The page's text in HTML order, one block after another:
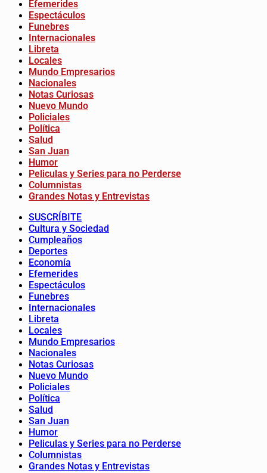
Efemerides
Espectáculos
Funebres
Internacionales
Libreta
Locales
Mundo Empresarios
Nacionales
Notas Curiosas
Nuevo Mundo
Policiales
Política
Salud
San Juan
Humor
Peliculas y Series para no Perderse
Columnistas
Grandes Notas y Entrevistas
SUSCRÍBITE
Cultura y Sociedad
Cumpleaños
Deportes
Economía
Efemerides
Espectáculos
Funebres
Internacionales
Libreta
Locales
Mundo Empresarios
Nacionales
Notas Curiosas
Nuevo Mundo
Policiales
Política
Salud
San Juan
Humor
Peliculas y Series para no Perderse
Columnistas
Grandes Notas y Entrevistas